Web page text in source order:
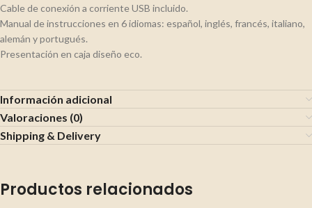
Cable de conexión a corriente USB incluido.
Manual de instrucciones en 6 idiomas: español, inglés, francés, italiano,
alemán y portugués.
Presentación en caja diseño eco.
Información adicional
Valoraciones (0)
Shipping & Delivery
Productos relacionados